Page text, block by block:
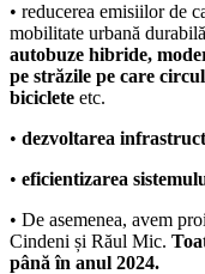
• reducerea emisiilor de
mobilitate urbană
autobuze hibride,
pe străzile pe care
biciclete etc.
• dezvoltarea
• eficientizarea
• De asemenea, avem
Cindeni și Răul Mic.
până în anul 2024.